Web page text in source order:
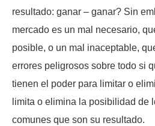
resultado: ganar – ganar? Sin
mercado es un mal necesario,
posible, o un mal inaceptable,
errores peligrosos sobre todo si
tienen el poder para limitar o
limita o elimina la posibilidad de
comunes que son su resultado.